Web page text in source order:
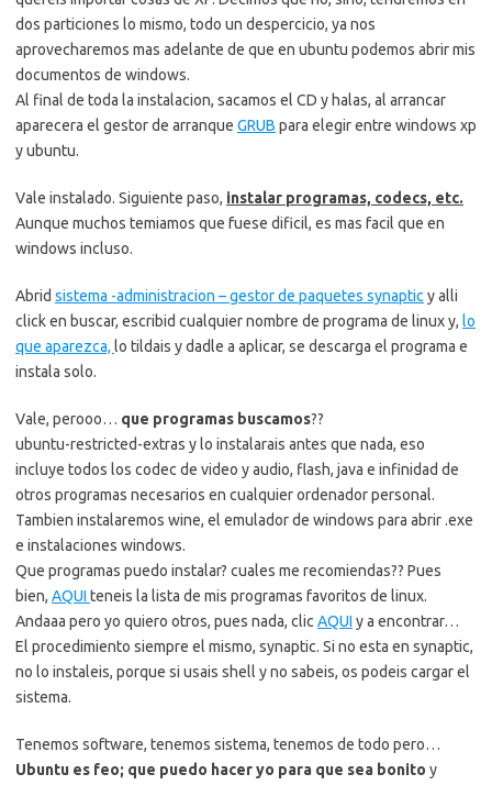
dos particiones lo mismo, todo un despercicio, ya nos
aprovecharemos mas adelante de que en ubuntu podemos abrir mis
documentos de windows.
Al final de toda la instalacion, sacamos el CD y halas, al arrancar
aparecera el gestor de arranque GRUB para elegir entre windows xp
y ubuntu.
Vale instalado. Siguiente paso, instalar programas, codecs, etc.
Aunque muchos temiamos que fuese dificil, es mas facil que en
windows incluso.
Abrid sistema -administracion – gestor de paquetes synaptic y alli
click en buscar, escribid cualquier nombre de programa de linux y, lo
que aparezca, lo tildais y dadle a aplicar, se descarga el programa e
instala solo.
Vale, perooo… que programas buscamos??
ubuntu-restricted-extras y lo instalarais antes que nada, eso
incluye todos los codec de video y audio, flash, java e infinidad de
otros programas necesarios en cualquier ordenador personal.
Tambien instalaremos wine, el emulador de windows para abrir .exe
e instalaciones windows.
Que programas puedo instalar? cuales me recomiendas?? Pues
bien, AQUI teneis la lista de mis programas favoritos de linux.
Andaaa pero yo quiero otros, pues nada, clic AQUI y a encontrar…
El procedimiento siempre el mismo, synaptic. Si no esta en synaptic,
no lo instaleis, porque si usais shell y no sabeis, os podeis cargar el
sistema.
Tenemos software, tenemos sistema, tenemos de todo pero…
Ubuntu es feo; que puedo hacer yo para que sea bonito y